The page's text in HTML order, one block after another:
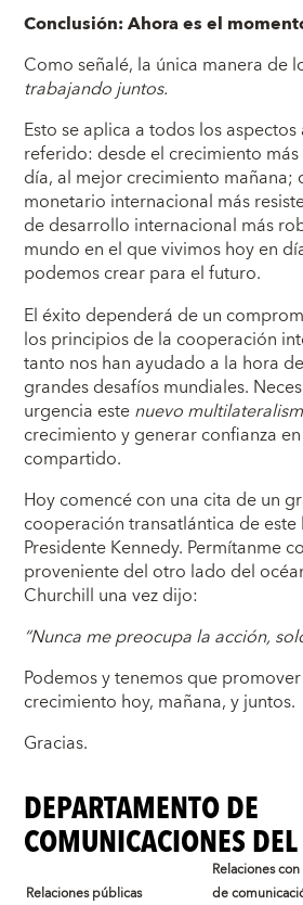
Conclusión: Ahora es el
Como señalé, la única manera de
trabajando juntos.
Esto se aplica a todos los
referido: desde el crecimiento
día, al mejor crecimiento mañana;
monetario internacional más
de desarrollo internacional más
mundo en el que vivimos hoy en
podemos crear para el futuro.
El éxito dependerá de un
los principios de la cooperación
tanto nos han ayudado a la hora
grandes desafíos mundiales.
urgencia estenuevo
crecimiento y generar confianza
compartido.
Hoy comencé con una cita de un
cooperación transatlántica de
Presidente Kennedy. Permítanme
proveniente del otro lado del
Churchill una vez dijo:
“Nunca me preocupa la acción,
Podemos y tenemos que
crecimiento hoy, mañana, y juntos.
Gracias.
DEPARTAMENTO DE
COMUNICACIONES
Relaciones públicas
Relaciones
de